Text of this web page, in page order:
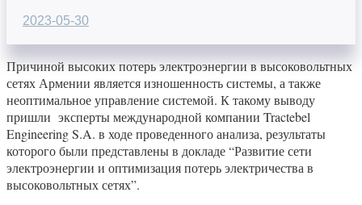
2023-05-30
Причиной высоких потерь электроэнергии в высоковольтных
сетях Армении является изношенность системы, а также
неоптимальное управление системой. К такому выводу
пришли эксперты международной компании Tractebel
Engineering S.A. в ходе проведенного анализа, результаты
которого были представлены в докладе “Развитие сети
электроэнергии и оптимизация потерь электричества в
высоковольтных сетях”.